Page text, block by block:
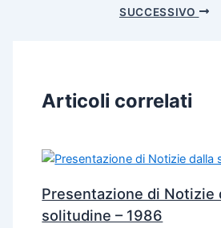
SUCCESSIVO
Articoli correlati
Presentazione di Notizie
solitudine – 1986